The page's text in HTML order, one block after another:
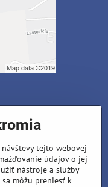
tejto webovej
údajov o jej
nástroje a služby
môžu preniesť k